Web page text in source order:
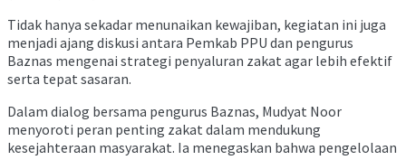
Tidak hanya sekadar menunaikan kewajiban, kegiatan ini juga
menjadi ajang diskusi antara Pemkab PPU dan pengurus
Baznas mengenai strategi penyaluran zakat agar lebih efektif
serta tepat sasaran.
Dalam dialog bersama pengurus Baznas, Mudyat Noor
menyoroti peran penting zakat dalam mendukung
kesejahteraan masyarakat. Ia menegaskan bahwa pengelolaan